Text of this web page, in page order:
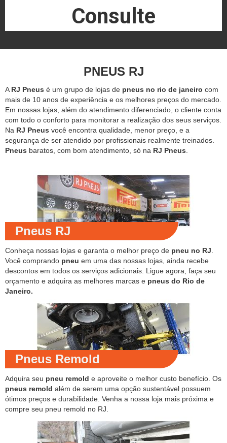
Consulte
PNEUS RJ
A RJ Pneus é um grupo de lojas de pneus no rio de janeiro com
mais de 10 anos de experiência e os melhores preços do mercado.
Em nossas lojas, além do atendimento diferenciado, o cliente conta
com todo o conforto para monitorar a realização dos seus serviços.
Na RJ Pneus você encontra qualidade, menor preço, e a
segurança de ser atendido por profissionais realmente treinados.
Pneus baratos, com bom atendimento, só na RJ Pneus
Pneus RJ
Conheça nossas lojas e garanta o melhor preço de pneu no RJ
Você comprando pneu em uma das nossas lojas, ainda recebe
descontos em todos os serviços adicionais. Ligue agora, faça seu
orçamento e adquira as melhores marcas e pneus do Rio de
Janeiro.
Pneus Remold
Adquira seu pneu remold e aproveite o melhor custo benefício. Os
pneus remold além de serem uma opção sustentável possuem
ótimos preços e durabilidade. Venha a nossa loja mais próxima e
compre seu pneu remold no RJ.